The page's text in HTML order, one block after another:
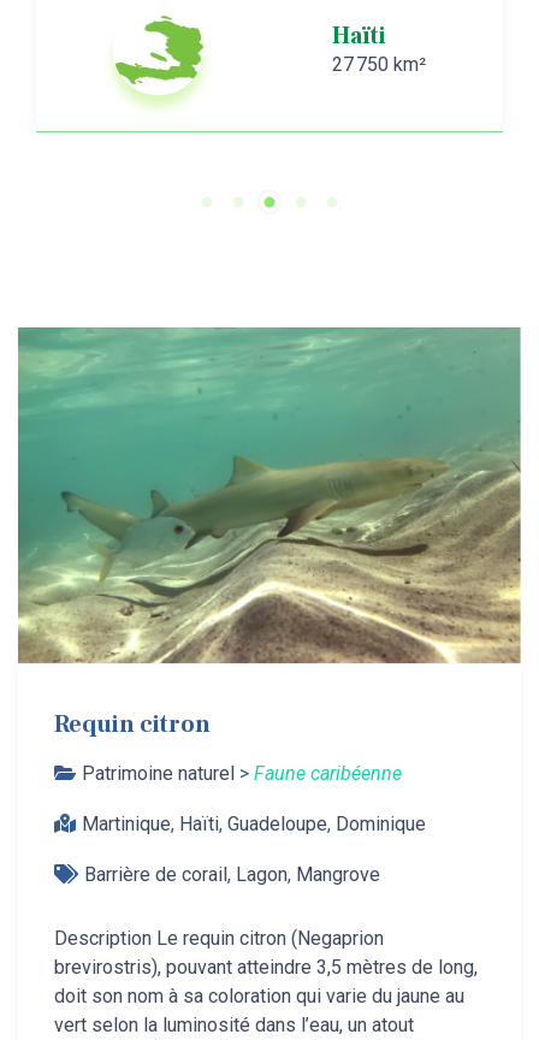
Haïti
27 750 km²
Requin citron
Patrimoine naturel > Faune caribéenne
Martinique, Haïti, Guadeloupe, Dominique
Barrière de corail, Lagon, Mangrove
Description Le requin citron (Negaprion
brevirostris), pouvant atteindre 3,5 mètres de long,
doit son nom à sa coloration qui varie du jaune au
vert selon la luminosité dans l’eau, un atout